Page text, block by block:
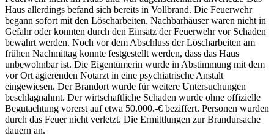
Haus allerdings befand sich bereits in Vollbrand. Die Feuerwehr
begann sofort mit den Löscharbeiten. Nachbarhäuser waren nicht in
Gefahr oder konnten durch den Einsatz der Feuerwehr vor Schaden
bewahrt werden. Noch vor dem Abschluss der Löscharbeiten am
frühen Nachmittag konnte festgestellt werden, dass das Haus
unbewohnbar ist. Die Eigentümerin wurde in Abstimmung mit dem
vor Ort agierenden Notarzt in eine psychiatrische Anstalt
eingewiesen. Der Brandort wurde für weitere Untersuchungen
beschlagnahmt. Der wirtschaftliche Schaden wurde ohne offizielle
Begutachtung vorerst auf etwa 50.000.-€ beziffert. Personen wurden
durch das Feuer nicht verletzt. Die Ermittlungen zur Brandursache
dauern an.